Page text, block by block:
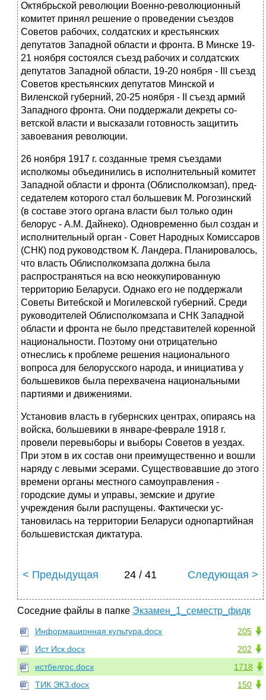
Октябрьской революции Военно-революционный
комитет принял решение о проведении съездов
Советов рабочих, солдатских и крестьянских
депутатов Западной области и фронта. В Минске 19-
21 ноября состоялся съезд рабочих и солдатских
депутатов Западной области, 19-20 ноября - III съезд
Советов крестьянских депутатов Минской и
Виленской губер­ний, 20-25 ноября - II съезд армий
Западного фронта. Они поддержали декреты со­
ветской власти и высказали готовность защитить
завоевания революции.
26 ноября 1917 г. созданные тремя съездами
исполкомы объединились в исполнительный комитет
Западной области и фронта (Облисполкомзап), пред­
седателем которого стал большевик М. Рогозинский
(в составе этого органа власти был только один
белорус - A.M. Дайнеко). Одновременно был создан и
исполнительный орган - Совет Народных Комиссаров
(СНК) под руково­дством К. Ландера. Планировалось,
что власть Облисполкомзапа должна была
распространяться на всю неоккупированную
территорию Беларуси. Однако его не поддержали
Советы Витебской и Могилевской губерний. Среди
руководи­телей Облисполкомзапа и СНК Западной
области и фронта не было представи­телей коренной
национальности. Поэтому они отрицательно
отнеслись к про­блеме решения национального
вопроса для белорусского народа, и инициатива у
большевиков была перехвачена национальными
партиями и движениями.
Установив власть в губернских центрах, опираясь на
войска, большевики в январе-феврале 1918 г.
провели перевыборы и выборы Советов в уездах.
При этом в их состав они преимущественно и вошли
наряду с левыми эсерами. Су­ществовавшие до этого
времени органы местного самоуправления -
городские думы и управы, земские и другие
учреждения были распущены. Фактически ус­
тановилась на территории Беларуси однопартийная
большевистская диктатура.
< Предыдущая 24 / 41 Следующая >
Соседние файлы в папке Экзамен_1_семестр_фидк
205
Информационная культура.docx
202
Ист Иск.docx
1718
истбелгос.docx
150
ТИК ЭКЗ.docx